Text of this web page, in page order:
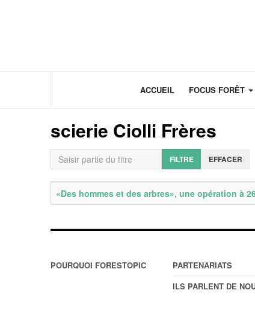
ACCUEIL FOCUS FORÊT
scierie Ciolli Frères
Saisir partie du titre FILTRE EFFACER
Titre Date de publication
«Des hommes et des arbres», une opération à
POURQUOI FORESTOPIC
PARTENARIATS
ILS PARLENT DE